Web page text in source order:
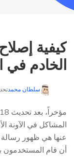
كيفية
الخادم في
سلطان محمدتحديث
المشاكل في الآونة
عنها هي ظهور رسالة
أن قام المستخدمون